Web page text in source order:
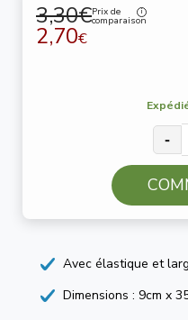
3,30€Prix de
comparaison
2,70€
-
Avec élastique et
Dimensions : 9cm x